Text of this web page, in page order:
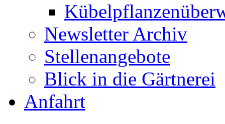
Newsletter Archiv
Stellenangebote
Blick in die Gärtnerei
Anfahrt